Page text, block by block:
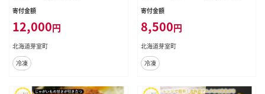
寄付金額
12,000円
北海道芽室町
冷凍
me042-001c
寄付金額
8,500円
北海道芽室町
冷凍